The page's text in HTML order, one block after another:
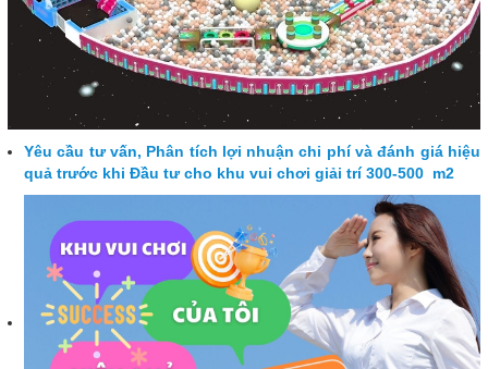
Yêu cầu tư vấn, Phân tích lợi nhuận chi phí và đánh giá hiệu
quả trước khi Đầu tư cho khu vui chơi giải trí 300-500 m2